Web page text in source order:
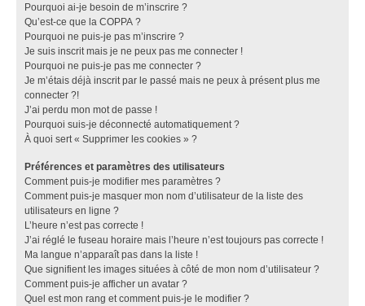
Pourquoi ai-je besoin de m’inscrire ?
Qu’est-ce que la COPPA ?
Pourquoi ne puis-je pas m’inscrire ?
Je suis inscrit mais je ne peux pas me connecter !
Pourquoi ne puis-je pas me connecter ?
Je m’étais déjà inscrit par le passé mais ne peux à présent plus me
connecter ?!
J’ai perdu mon mot de passe !
Pourquoi suis-je déconnecté automatiquement ?
À quoi sert « Supprimer les cookies » ?
Préférences et paramètres des utilisateurs
Comment puis-je modifier mes paramètres ?
Comment puis-je masquer mon nom d’utilisateur de la liste des
utilisateurs en ligne ?
L’heure n’est pas correcte !
J’ai réglé le fuseau horaire mais l’heure n’est toujours pas correcte !
Ma langue n’apparaît pas dans la liste !
Que signifient les images situées à côté de mon nom d’utilisateur ?
Comment puis-je afficher un avatar ?
Quel est mon rang et comment puis-je le modifier ?